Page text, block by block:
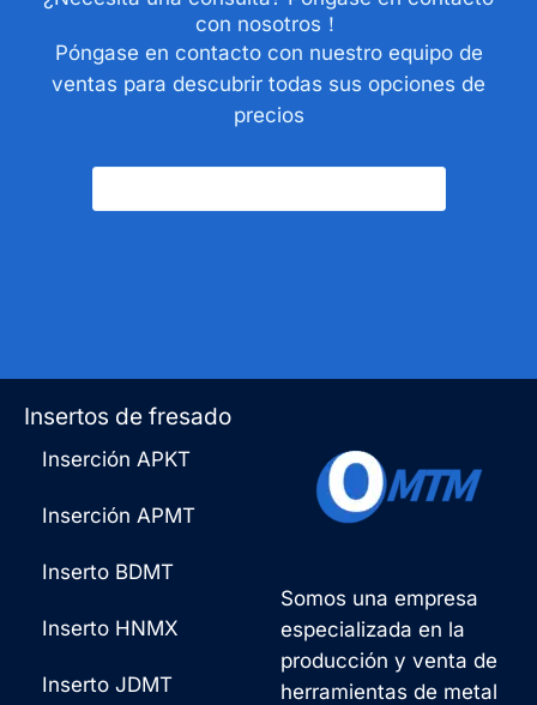
con nosotros！
Póngase en contacto con nuestro equipo de
ventas para descubrir todas sus opciones de
precios
Somos una empresa
especializada en la
producción y venta de
herramientas de metal
Insertos de fresado
Inserción APKT
Inserción APMT
Inserto BDMT
Inserto HNMX
Inserto JDMT